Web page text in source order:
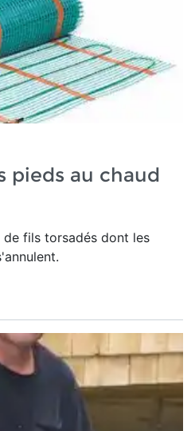
pieds au chaud
fils torsadés dont les